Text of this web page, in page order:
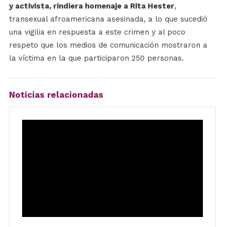
y activista, rindiera homenaje a Rita Hester,
transexual afroamericana asesinada, a lo que sucedió
una vigilia en respuesta a este crimen y al poco
respeto que los medios de comunicación mostraron a
la víctima en la que participaron 250 personas.
Noticias relacionadas